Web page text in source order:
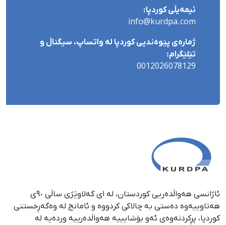
ئیمەیڵی کوردپا:
info@kurdpa.com
ژمارەی پێوەندیی کوردپا لە واتساپ، سیگناڵ و
تێلێگرام:
0012026078129
ئاژانسی هەواڵدەریی کوردستان، لە ١ی گەلاوێژی ساڵی ٩٠ی
هەتاوییەوە دەستی بە چالاکی کردووە و ئامانج لە وەگەڕخستنی
كوردپا، پڕكردنەوەی ئەو بۆشایییە هەواڵدەرییە وردەیە لە